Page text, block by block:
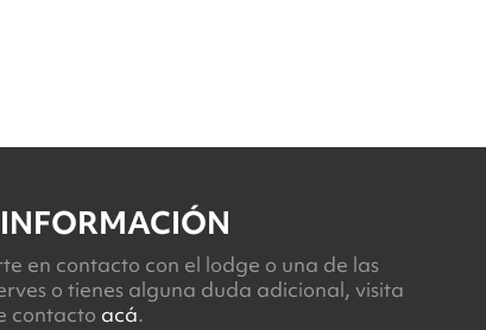
en contacto con el lodge o una de las
o tienes alguna duda adicional, visita
contacto acá.